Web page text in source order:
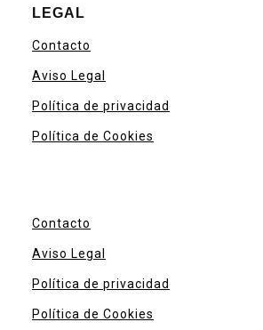
LEGAL
Contacto
Aviso Legal
Política de privacidad
Política de Cookies
Contacto
Aviso Legal
Política de privacidad
Política de Cookies